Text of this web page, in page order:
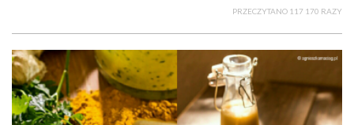
PRZECZYTANO 117 170 RAZY